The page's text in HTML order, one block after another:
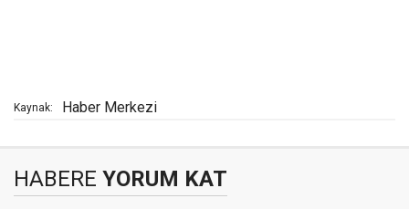
Kaynak: Haber Merkezi
HABERE YORUM KAT